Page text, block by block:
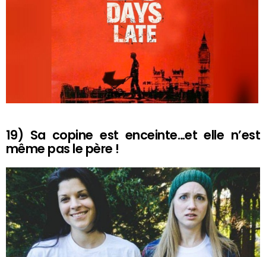
19) Sa copine est enceinte…et elle n’est
même pas le père !